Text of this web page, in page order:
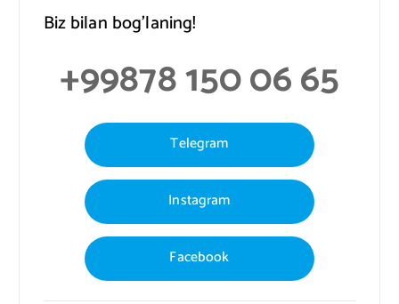
Biz bilan bog’laning!
+99878 150 06 65
Telegram
Instagram
Facebook